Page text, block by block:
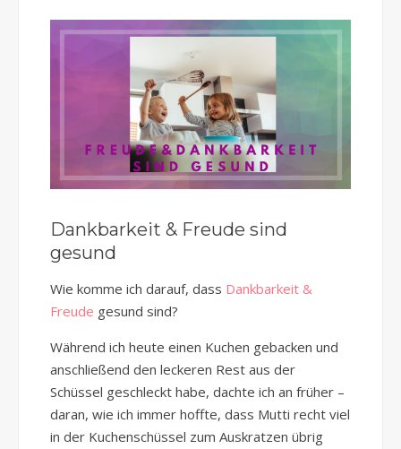
Dankbarkeit & Freude sind
gesund
Wie komme ich darauf, dass Dankbarkeit &
Freude gesund sind?
Während ich heute einen Kuchen gebacken und
anschließend den leckeren Rest aus der
Schüssel geschleckt habe, dachte ich an früher –
daran, wie ich immer hoffte, dass Mutti recht viel
in der Kuchenschüssel zum Auskratzen übrig